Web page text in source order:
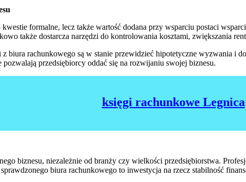
formalne, lecz także wartość dodana przy wsparciu postaci
także dostarcza narzędzi do kontrolowania kosztami, zwiększania
biura rachunkowego są w stanie przewidzieć hipotetyczne wyzwania i
przedsiębiorcy oddać się na rozwijaniu swojej biznesu.
księgi rachunkowe Legnica
biznesu, niezależnie od branży czy wielkości przedsiębiorstwa.
biura rachunkowego to inwestycja na rzecz stabilność